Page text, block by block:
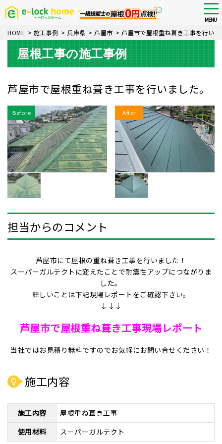
Skip
content
MENU
HOME > 施工事例 > 兵庫県 > 芦屋市 > 芦屋市で屋根重ね葺き工事を行い
屋根工事の施工事例
芦屋市で屋根重ね葺き工事を行いました。
Before After
担当からのコメント
芦屋市にて屋根の重ね葺き工事を行いました！
スーパーガルテクトに変えたことで耐震性アップにつながりま
した。
詳しいことは下記現場レポートをご確認下さい。
↓↓↓
芦屋市で屋根重ね葺き工事現場レポート
当社ではお見積り無料ですのでお気軽にお問い合せください！
施工内容
施工内容
屋根重ね葺き工事
使用材料
スーパーガルテクト